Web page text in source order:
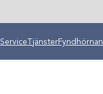
ServiceTjänsterFyndhörnan